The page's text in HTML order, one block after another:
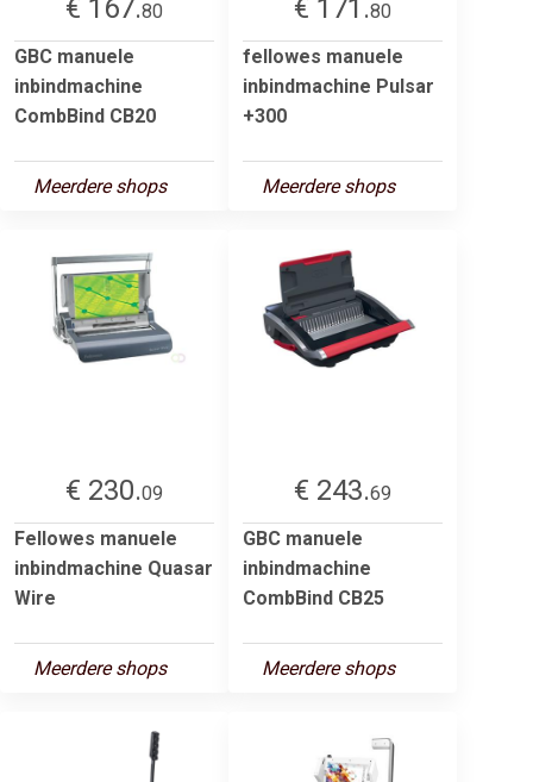
€ 167.80
GBC manuele
inbindmachine
CombBind CB20
Meerdere shops
€ 171.80
fellowes manuele
inbindmachine Pulsar
+300
Meerdere shops
€ 230.09
Fellowes manuele
inbindmachine Quasar
Wire
Meerdere shops
€ 243.69
GBC manuele
inbindmachine
CombBind CB25
Meerdere shops